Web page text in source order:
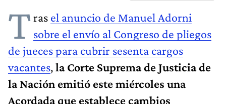
Tras el anuncio de Manuel Adorni
sobre el envío al Congreso de pliegos
de jueces para cubrir sesenta cargos
vacantes,la Corte Suprema de Justicia de
la Nación emitió este miércoles una
Acordada que establece cambios